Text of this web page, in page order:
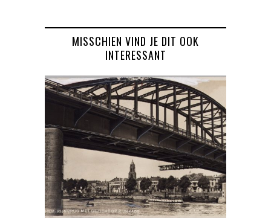
MISSCHIEN VIND JE DIT OOK
INTERESSANT